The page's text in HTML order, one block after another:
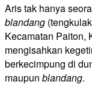
Aris tak hanya
blandang
Kecamatan Paiton,
mengisahkan
berkecimpung di
maupun blandang.